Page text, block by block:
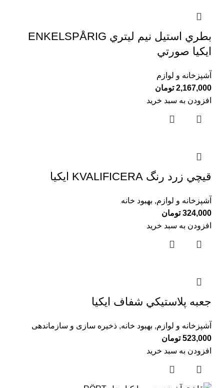
بطري استيل نيم ليتري ENKELSPÅRIG
ايكيا صورتي
آشپزخانه و لوازم
2,167,000 تومان
افزودن به سبد خرید
قيچي زرد رنگ KVALIFICERA ايكيا
آشپزخانه و لوازم, بهبود خانه
324,000 تومان
افزودن به سبد خرید
جعبه پلاستيكي شفاف ايكيا
آشپزخانه و لوازم, بهبود خانه, ذخیره سازی و سازماندهی
523,000 تومان
افزودن به سبد خرید